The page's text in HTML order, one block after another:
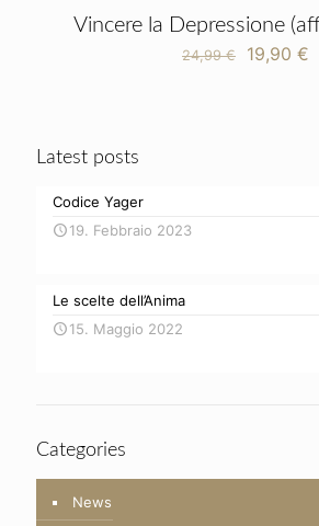
Vincere la Depressione
24,99€
Il
19,90 €
Latest posts
Codice Yager
19. Febbraio 2023
Le scelte dell’Anima
15. Maggio 2022
Categories
News